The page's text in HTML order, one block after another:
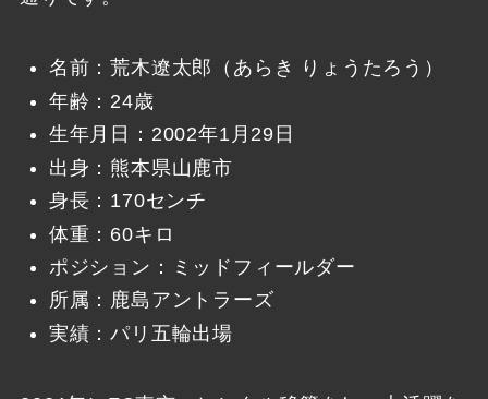
名前：荒木遼太郎（あらき りょうたろう）
年齢：24歳
生年月日：2002年1月29日
出身：熊本県山鹿市
身長：170センチ
体重：60キロ
ポジション：ミッドフィールダー
所属：鹿島アントラーズ
実績：パリ五輪出場